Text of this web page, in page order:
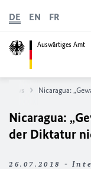
Auswärtiges Amt
DE EN FR
News Nicaragua:
Nicaragua:
der Diktatur
26.07.2018 -